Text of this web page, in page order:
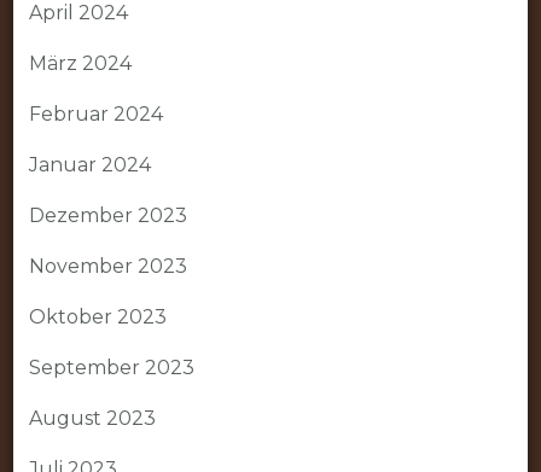
April 2024
März 2024
Februar 2024
Januar 2024
Dezember 2023
November 2023
Oktober 2023
September 2023
August 2023